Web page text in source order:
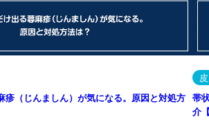
疹（じんましん）が気になる。原因と対処方 帯
介